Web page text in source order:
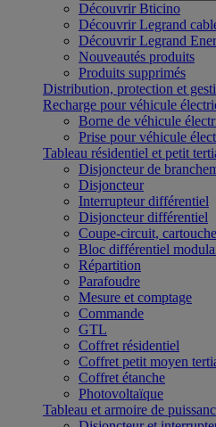
Découvrir Bticino
Découvrir Legrand
Découvrir Legrand
Nouveautés produits
Produits supprimés
Distribution, protection et
Recharge pour véhicule
Borne de véhicule
Prise pour véhicule
Tableau résidentiel et petit
Disjoncteur de
Disjoncteur
Interrupteur différentiel
Disjoncteur différentiel
Coupe-circuit,
Bloc différentiel
Répartition
Parafoudre
Mesure et comptage
Commande
GTL
Coffret résidentiel
Coffret petit moyen
Coffret étanche
Photovoltaïque
Tableau et armoire de